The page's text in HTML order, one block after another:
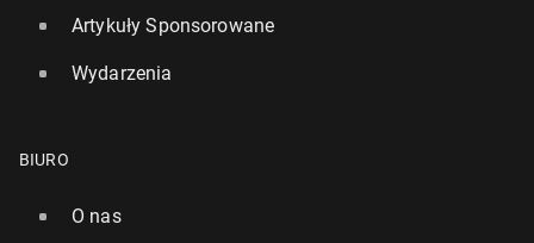
Artykuły Sponsorowane
Wydarzenia
BIURO
O nas